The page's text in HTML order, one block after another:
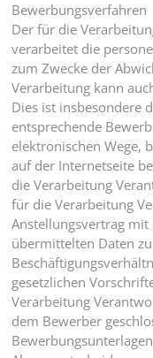
Bewerbungsverfahren
Der für die
verarbeitet die
zum Zwecke der
Verarbeitung kann
Dies ist insbesondere
entsprechende
elektronischen Wege,
auf der Internetseite
die Verarbeitung
für die Verarbeitung
Anstellungsvertrag
übermittelten Daten
gesetzlichen
Verarbeitung
dem Bewerber